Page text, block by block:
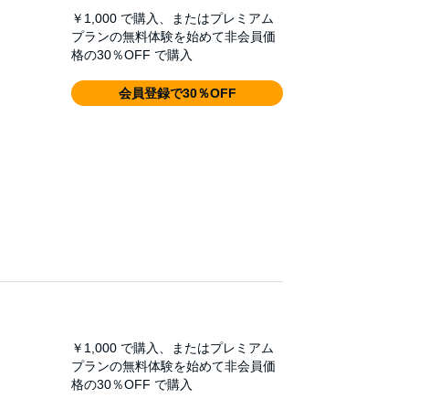
￥1,000 で購入、またはプレミアム
プランの無料体験を始めて非会員価
格の30％OFF で購入
会員登録で30％OFF
￥1,000 で購入、またはプレミアム
プランの無料体験を始めて非会員価
格の30％OFF で購入